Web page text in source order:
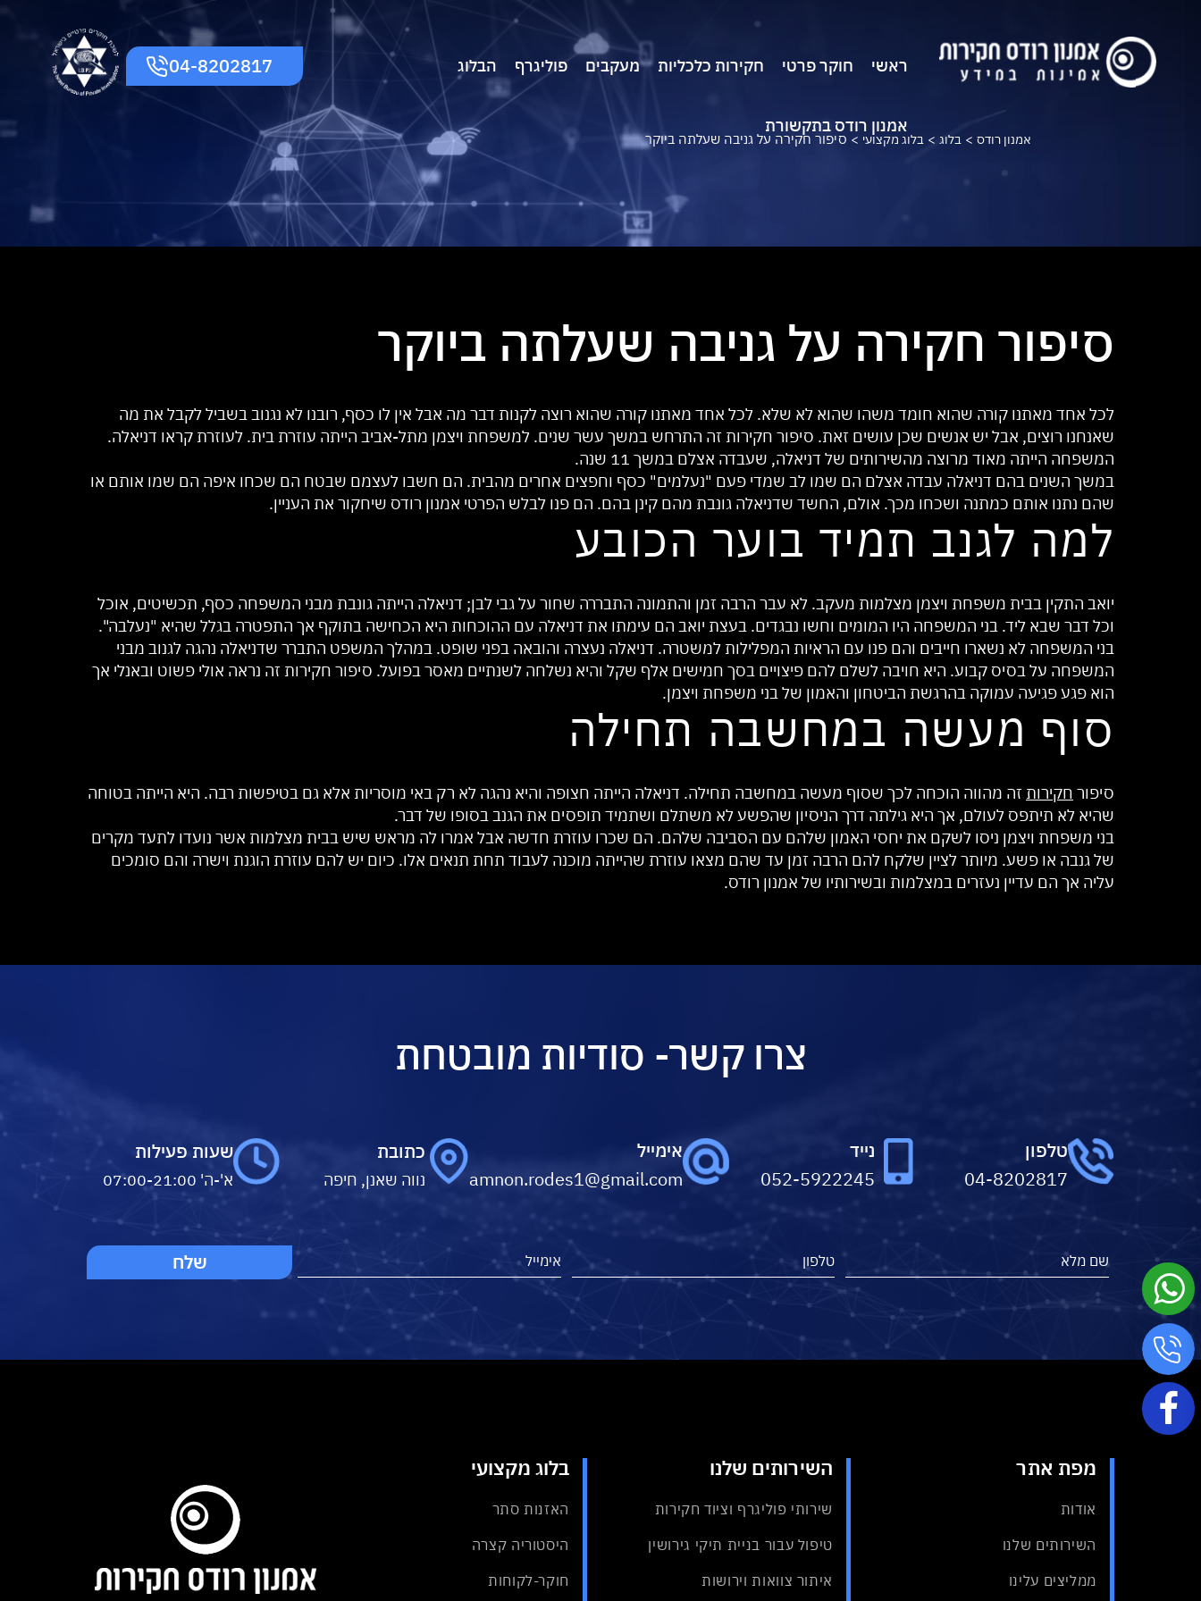
ראשי חוקר פרטי חקירות כלכליות מעקבים פוליגרף הבלוג
אמנון רודס בתקשורת
04-8202817
אמנון רודס > בלוג > בלוג מקצועי > סיפור חקירה על גניבה שעלתה ביוקר
סיפור חקירה על גניבה שעלתה ביוקר
לכל אחד מאתנו קורה שהוא חומד משהו שהוא לא שלא. לכל אחד מאתנו קורה שהוא רוצה לקנות דבר מה אבל אין לו כסף, רובנו לא נגנוב בשביל לקבל את מה
שאנחנו רוצים, אבל יש אנשים שכן עושים זאת. סיפור חקירות זה התרחש במשך עשר שנים. למשפחת ויצמן מתל-אביב הייתה עוזרת בית. לעוזרת קראו דניאלה.
המשפחה הייתה מאוד מרוצה מהשירותים של דניאלה, שעבדה אצלם במשך 11 שנה.
במשך השנים בהם דניאלה עבדה אצלם הם שמו לב שמדי פעם "נעלמים" כסף וחפצים אחרים מהבית. הם חשבו לעצמם שבטח הם שכחו איפה הם שמו אותם או
שהם נתנו אותם כמתנה ושכחו מכך. אולם, החשד שדניאלה גונבת מהם קינן בהם. הם פנו לבלש הפרטי אמנון רודס שיחקור את העניין.
למה לגנב תמיד בוער הכובע
יואב התקין בבית משפחת ויצמן מצלמות מעקב. לא עבר הרבה זמן והתמונה התבררה שחור על גבי לבן; דניאלה הייתה גונבת מבני המשפחה כסף, תכשיטים, אוכל
וכל דבר שבא ליד. בני המשפחה היו המומים וחשו נבגדים. בעצת יואב הם עימתו את דניאלה עם ההוכחות היא הכחישה בתוקף אך התפטרה בגלל שהיא "נעלבה".
בני המשפחה לא נשארו חייבים והם פנו עם הראיות המפלילות למשטרה. דניאלה נעצרה והובאה בפני שופט. במהלך המשפט התברר שדניאלה נהגה לגנוב מבני
המשפחה על בסיס קבוע. היא חויבה לשלם להם פיצויים בסך חמישים אלף שקל והיא נשלחה לשנתיים מאסר בפועל. סיפור חקירות זה נראה אולי פשוט ובאנלי אך
הוא פגע פגיעה עמוקה בהרגשת הביטחון והאמון של בני משפחת ויצמן.
סוף מעשה במחשבה תחילה
סיפור חקירות זה מהווה הוכחה לכך שסוף מעשה במחשבה תחילה. דניאלה הייתה חצופה והיא נהגה לא רק באי מוסריות אלא גם בטיפשות רבה. היא הייתה בטוחה
שהיא לא תיתפס לעולם, אך היא גילתה דרך הניסיון שהפשע לא משתלם ושתמיד תופסים את הגנב בסופו של דבר.
בני משפחת ויצמן ניסו לשקם את יחסי האמון שלהם עם הסביבה שלהם. הם שכרו עוזרת חדשה אבל אמרו לה מראש שיש בבית מצלמות אשר נועדו לתעד מקרים
של גנבה או פשע. מיותר לציין שלקח להם הרבה זמן עד שהם מצאו עוזרת שהייתה מוכנה לעבוד תחת תנאים אלו. כיום יש להם עוזרת הוגנת וישרה והם סומכים
עליה אך הם עדיין נעזרים במצלמות ובשירותיו של אמנון רודס.
צרו קשר- סודיות מובטחת
טלפון
04-8202817
נייד
052-5922245
אימייל
amnon.rodes1@gmail.com
כתובת
נווה שאנן, חיפה
שעות פעילות
א'-ה' 07:00-21:00
מפת אתר
אודות
השירותים שלנו
ממליצים עלינו
השירותים שלנו
שירותי פוליגרף וציוד חקירות
טיפול עבור בניית תיקי גירושין
איתור צוואות וירושות
בלוג מקצועי
האזנות סתר
היסטוריה קצרה
חוקר-לקוחות